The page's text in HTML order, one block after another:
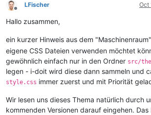
Offline
LFischer Oct
Hallo zusammen,
ein kurzer Hinweis aus dem "Maschinenraum"
eigene CSS Dateien verwenden möchtet
gewöhnlich einfach nur in den Ordner src/
legen - i-doit wird diese dann sammeln und
style.css immer zuerst und mit Priorität
Wir lesen uns dieses Thema natürlich durch
kommenden Versionen darauf eingehen.